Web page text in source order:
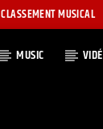
CLASSEMENT MUSICAL
MUSIC